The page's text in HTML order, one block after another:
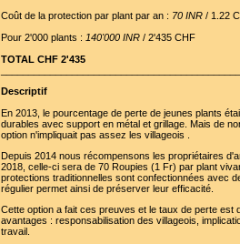
Coût de la protection par plant par an : 70 INR / 1.22
Pour 2'000 plants : 140'000 INR / 2'435 CHF
TOTAL CHF 2'435
Descriptif
En 2013, le pourcentage de perte de jeunes plants
durables avec support en métal et grillage. Mais de
option n'impliquait pas assez les villageois .
Depuis 2014 nous récompensons les propriétaires
2018, celle-ci sera de 70 Roupies (1 Fr) par plant
protections traditionnelles sont confectionnées avec
régulier permet ainsi de préserver leur efficacité.
Cette option a fait ces preuves et le taux de perte
avantages : responsabilisation des villageois,
travail.